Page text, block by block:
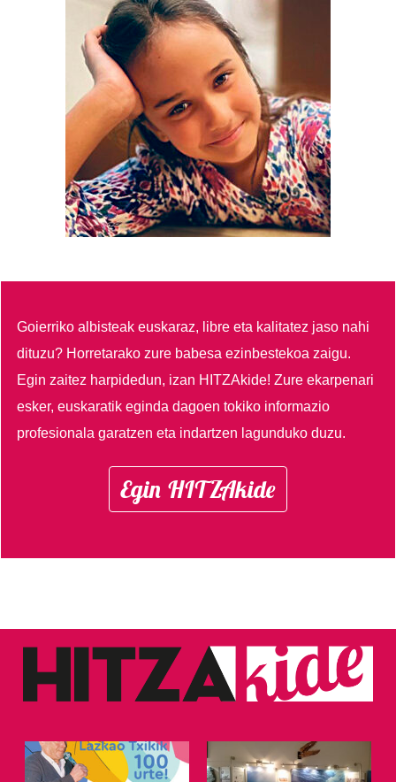
Goierriko albisteak euskaraz, libre eta kalitatez jaso nahi
dituzu? Horretarako zure babesa ezinbestekoa zaigu.
Egin zaitez harpidedun, izan HITZAkide!Zure ekarpenari
esker, euskaratik eginda dagoen tokiko informazio
profesionala garatzen eta indartzen lagunduko duzu.
Egin HITZAkide